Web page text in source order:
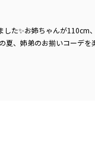
た✨️お姉ちゃんが
夏、姉弟のお揃いコーデを